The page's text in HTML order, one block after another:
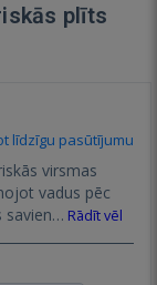
plīts
līdzīgu pasūtījumu
virsmas
vadus pēc
savien… Rādīt vēl